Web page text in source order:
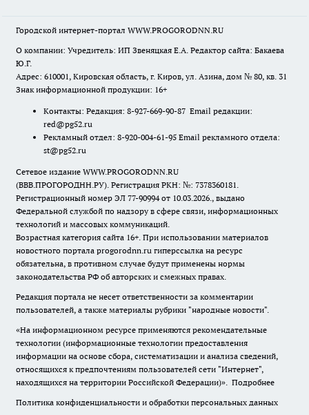
Городской интернет-портал WWW.PROGORODNN.RU
О компании: Учредитель: ИП Звеняцкая Е.А. Редактор сайта: Бакаева
Ю.Г.
Адрес: 610001, Кировская область, г. Киров, ул. Азина, дом № 80, кв. 31
Знак информационной продукции: 16+
Контакты: Редакция: 8-927-669-90-87 Email редакции:
red@pg52.ru
Рекламный отдел: 8-920-004-61-95 Email рекламного отдела:
st@pg52.ru
Сетевое издание WWW.PROGORODNN.RU
(ВВВ.ПРОГОРОДНН.РУ). Регистрация РКН: №: 7378360181.
Регистрационный номер ЭЛ 77-90994 от 10.03.2026., выдано
Федеральной службой по надзору в сфере связи, информационных
технологий и массовых коммуникаций.
Возрастная категория сайта 16+. При использовании материалов
новостного портала progorodnn.ru гиперссылка на ресурс
обязательна, в противном случае будут применены нормы
законодательства РФ об авторских и смежных правах.
Редакция портала не несет ответственности за комментарии
пользователей, а также материалы рубрики "народные новости".
«На информационном ресурсе применяются рекомендательные
технологии (информационные технологии предоставления
информации на основе сбора, систематизации и анализа сведений,
относящихся к предпочтениям пользователей сети "Интернет",
находящихся на территории Российской Федерации)». Подробнее
Политика конфиденциальности и обработки персональных данных